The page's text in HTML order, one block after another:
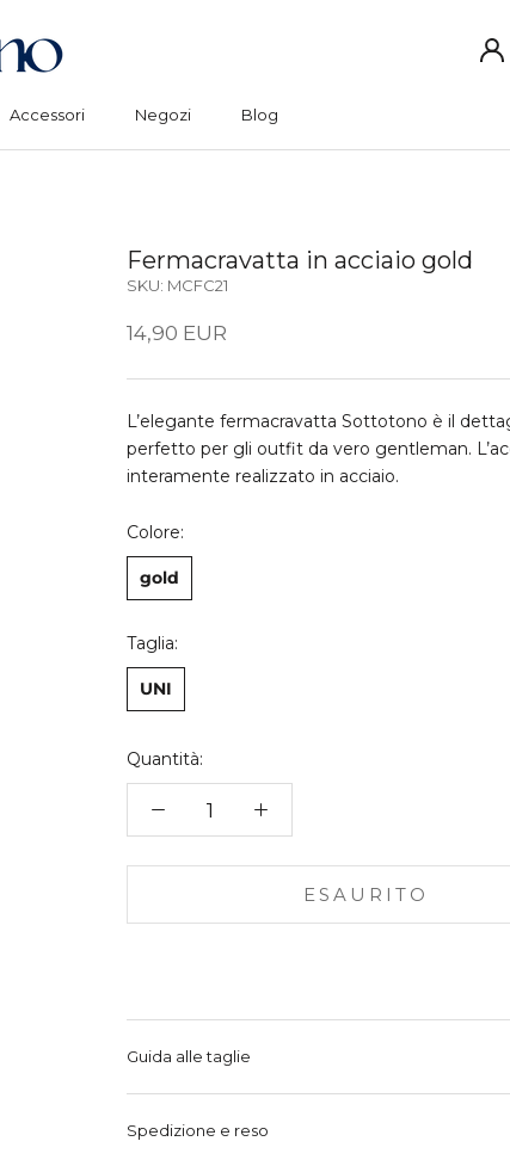
Accessori
Negozi
Blog
Fermacravatta in acciaio gold
SKU: MCFC21
14,90 EUR
L’elegante fermacravatta Sottotono è il
perfetto per gli outfit da vero gentleman.
interamente realizzato in acciaio.
Colore:
gold
Taglia:
UNI
Quantità:
ESAURITO
Guida alle taglie
Spedizione e reso